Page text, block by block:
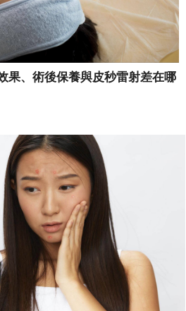
果、術後保養與皮秒雷射差在哪